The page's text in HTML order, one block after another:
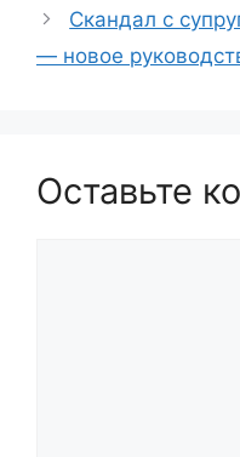
Скандал с
— новое
Оставьте